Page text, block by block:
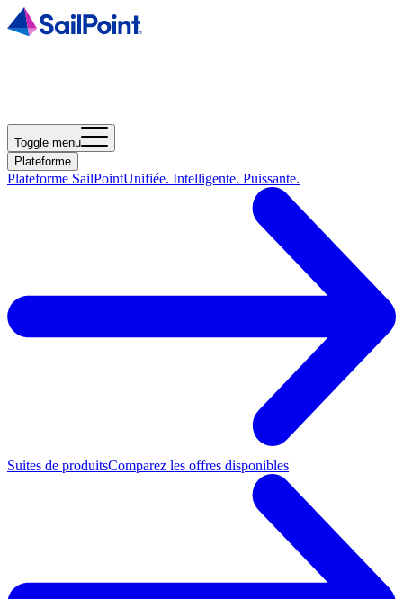
Toggle menu
Plateforme
Plateforme SailPointUnifiée. Intelligente. Puissante.
Suites de produitsComparez les offres disponibles